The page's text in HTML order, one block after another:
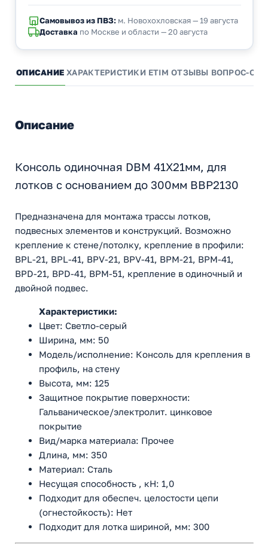
Самовывоз из ПВЗ:м. Новохохловская — 19 августа
Доставка по Москве и области — 20 августа
ОПИСАНИЕ ХАРАКТЕРИСТИКИ ETIM ОТЗЫВЫ ВОПРОС-
Описание
Консоль одиночная DBM 41Х21мм, для
лотков с основанием до 300мм BBP2130
Предназначена для монтажа трассы лотков,
подвесных элементов и конструкций. Возможно
крепление к стене/потолку, крепление в профили:
BPL-21, BPL-41, BPV-21, BPV-41, BPM-21, BPM-41,
BPD-21, BPD-41, BPM-51, крепление в одиночный и
двойной подвес.
Характеристики:
Цвет: Светло-серый
Ширина, мм: 50
Модель/исполнение: Консоль для крепления в
профиль, на стену
Высота, мм: 125
Защитное покрытие поверхности:
Гальваническое/электролит. цинковое
покрытие
Вид/марка материала: Прочее
Длина, мм: 350
Материал: Сталь
Несущая способность , кН: 1,0
Подходит для обеспеч. целостости цепи
(огнестойкость): Нет
Подходит для лотка шириной, мм: 300